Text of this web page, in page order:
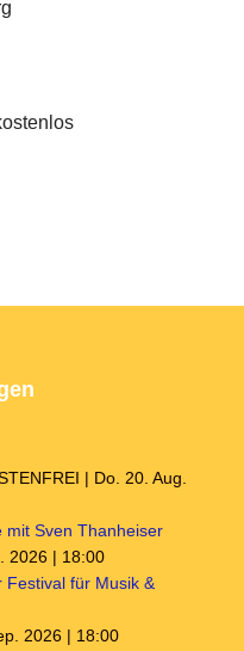
| Do. 20. Aug.
mit Sven Thanheiser
2026 | 18:00
Festival für Musik &
2026 | 18:00